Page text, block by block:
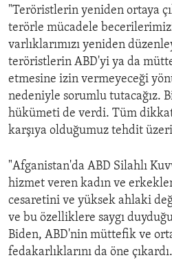
"Teröristlerin yeniden ortaya
terörle mücadele
varlıklarımızı yeniden
teröristlerin ABD'yi ya da
etmesine izin vermeyeceği
nedeniyle sorumlu tutacağız.
hükümeti de verdi. Tüm
karşıya olduğumuz tehdit
"Afganistan'da ABD Silahlı
hizmet veren kadın ve
cesaretini ve yüksek ahlaki
ve bu özelliklere saygı
Biden, ABD'nin müttefik ve
fedakarlıklarını da öne